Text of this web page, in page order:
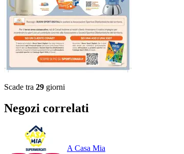
Scade tra 29 giorni
Negozi correlati
A Casa Mia